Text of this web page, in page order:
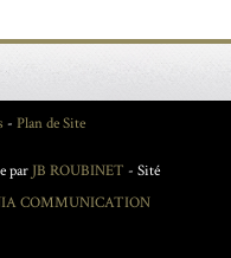
- Plan de Site
par JB ROUBINET - Sité
COMMUNICATION